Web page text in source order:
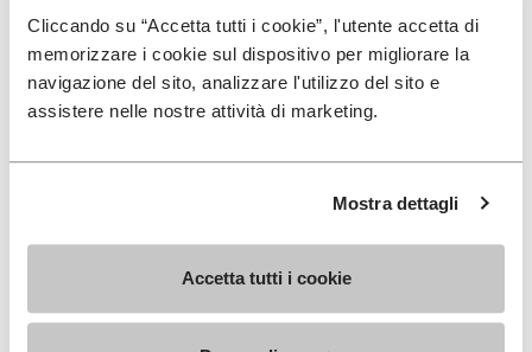
Cliccando su “Accetta tutti i cookie”, l'utente accetta di
memorizzare i cookie sul dispositivo per migliorare la
navigazione del sito, analizzare l'utilizzo del sito e
assistere nelle nostre attività di marketing.
Mostra dettagli
Accetta tutti i cookie
Scopri
UOMO
€ 170,00